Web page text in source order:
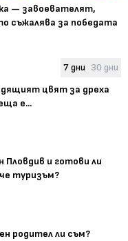
— завоевателят,
съжалява за победата
7 дни 30 дни
цвят за дреха
е...
Пловдив и готови ли
туризъм?
родител ли съм?